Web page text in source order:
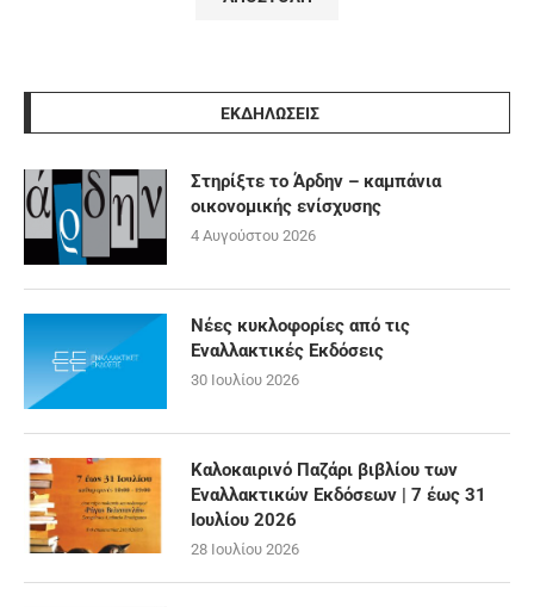
ΕΚΔΗΛΩΣΕΙΣ
Στηρίξτε το Άρδην – καμπάνια
οικονομικής ενίσχυσης
4 Αυγούστου 2026
Νέες κυκλοφορίες από τις
Εναλλακτικές Εκδόσεις
30 Ιουλίου 2026
Καλοκαιρινό Παζάρι βιβλίου των
Εναλλακτικών Εκδόσεων | 7 έως 31
Ιουλίου 2026
28 Ιουλίου 2026